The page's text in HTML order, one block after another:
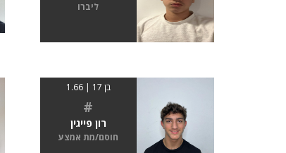
ליברו
בן 17 | 1.66
#
רון פייגין
חוסם/מת אמצע